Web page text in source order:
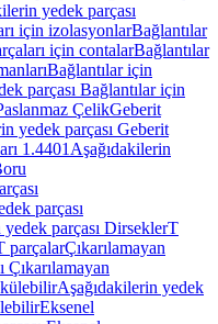
yedek parçası
için izolasyonlarBağlantılar
için contalarBağlantılar
Bağlantılar için
parçası Bağlantılar için
ÇelikGeberit
yedek parçası Geberit
1.4401 Aşağıdakilerin
parçası
parçası DirseklerT
parçalarÇıkarılamayan
Çıkarılamayan
Aşağıdakilerin yedek
Eksenel